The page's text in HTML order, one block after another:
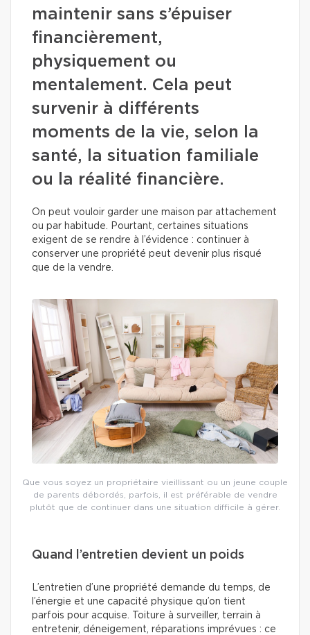
maintenir sans s’épuiser
financièrement,
physiquement ou
mentalement. Cela peut
survenir à différents
moments de la vie, selon la
santé, la situation familiale
ou la réalité financière.
On peut vouloir garder une maison par attachement
ou par habitude. Pourtant, certaines situations
exigent de se rendre à l’évidence : continuer à
conserver une propriété peut devenir plus risqué
que de la vendre.
Que vous soyez un propriétaire vieillissant ou un jeune couple
de parents débordés, parfois, il est préférable de vendre
plutôt que de continuer dans une situation difficile à gérer.
Quand l’entretien devient un poids
L’entretien d’une propriété demande du temps, de
l’énergie et une capacité physique qu’on tient
parfois pour acquise. Toiture à surveiller, terrain à
entretenir, déneigement, réparations imprévues : ce